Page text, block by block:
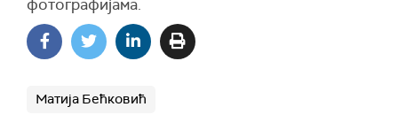
фотографијама.
Матија Бећковић